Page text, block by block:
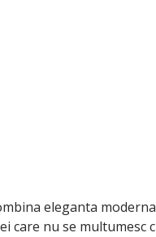
eleganta
care nu se multumesc